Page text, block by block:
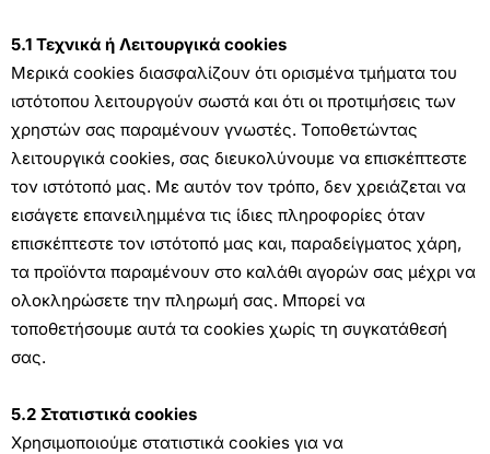
5.1 Τεχνικά ή Λειτουργικά cookies
Μερικά cookies διασφαλίζουν ότι ορισμένα τμήματα του
ιστότοπου λειτουργούν σωστά και ότι οι προτιμήσεις των
χρηστών σας παραμένουν γνωστές. Τοποθετώντας
λειτουργικά cookies, σας διευκολύνουμε να επισκέπτεστε
τον ιστότοπό μας. Με αυτόν τον τρόπο, δεν χρειάζεται να
εισάγετε επανειλημμένα τις ίδιες πληροφορίες όταν
επισκέπτεστε τον ιστότοπό μας και, παραδείγματος χάρη,
τα προϊόντα παραμένουν στο καλάθι αγορών σας μέχρι να
ολοκληρώσετε την πληρωμή σας. Μπορεί να
τοποθετήσουμε αυτά τα cookies χωρίς τη συγκατάθεσή
σας.
5.2 Στατιστικά cookies
Χρησιμοποιούμε στατιστικά cookies για να